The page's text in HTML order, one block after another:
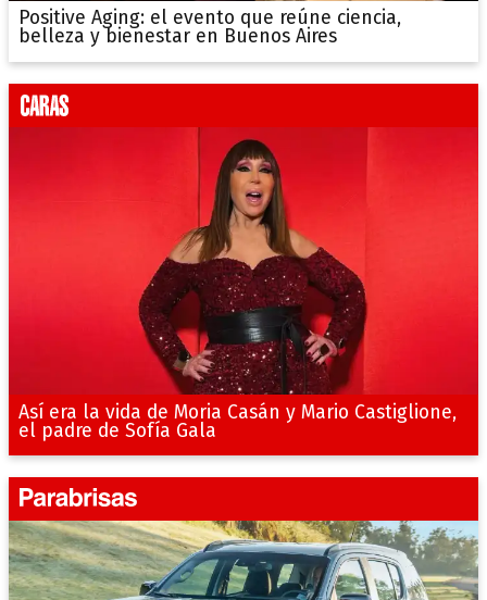
Positive Aging: el evento que reúne ciencia,
belleza y bienestar en Buenos Aires
Así era la vida de Moria Casán y Mario Castiglione,
el padre de Sofía Gala